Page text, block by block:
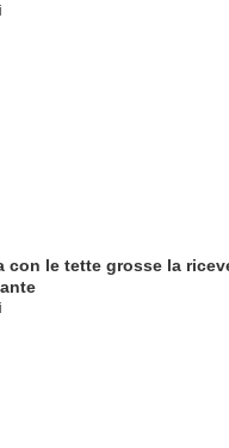
con le tette grosse la